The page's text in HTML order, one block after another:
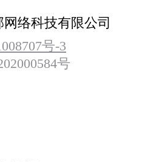
络科技有限公司
号-3
号